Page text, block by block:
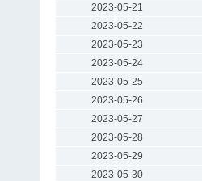
2023-05-21
2023-05-22
2023-05-23
2023-05-24
2023-05-25
2023-05-26
2023-05-27
2023-05-28
2023-05-29
2023-05-30